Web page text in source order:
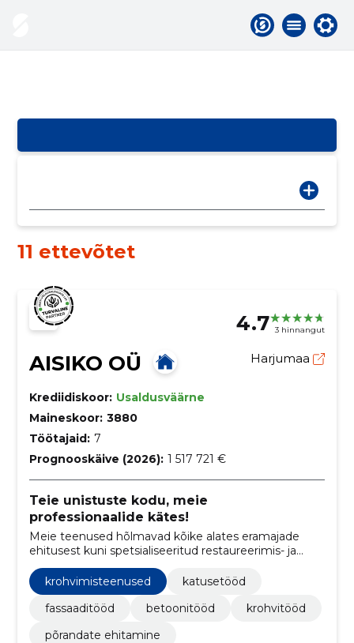
11 ettevõtet
4.7 3 hinnangut
AISIKO OÜ Harjumaa
Krediidiskoor: Usaldusväärne
Maineskoor: 3880
Töötajaid: 7
Prognooskäive (2026): 1 517 721 €
Teie unistuste kodu, meie
professionaalide kätes!
Meie teenused hõlmavad kõike alates eramajade
ehitusest kuni spetsialiseeritud restaureerimis- ja
viimistlustöödeni, tagades igas etapis täpsuse ja
usaldusväärsuse.
krohvimisteenused
katusetööd
fassaaditööd
betoonitööd
krohvitööd
põrandate ehitamine